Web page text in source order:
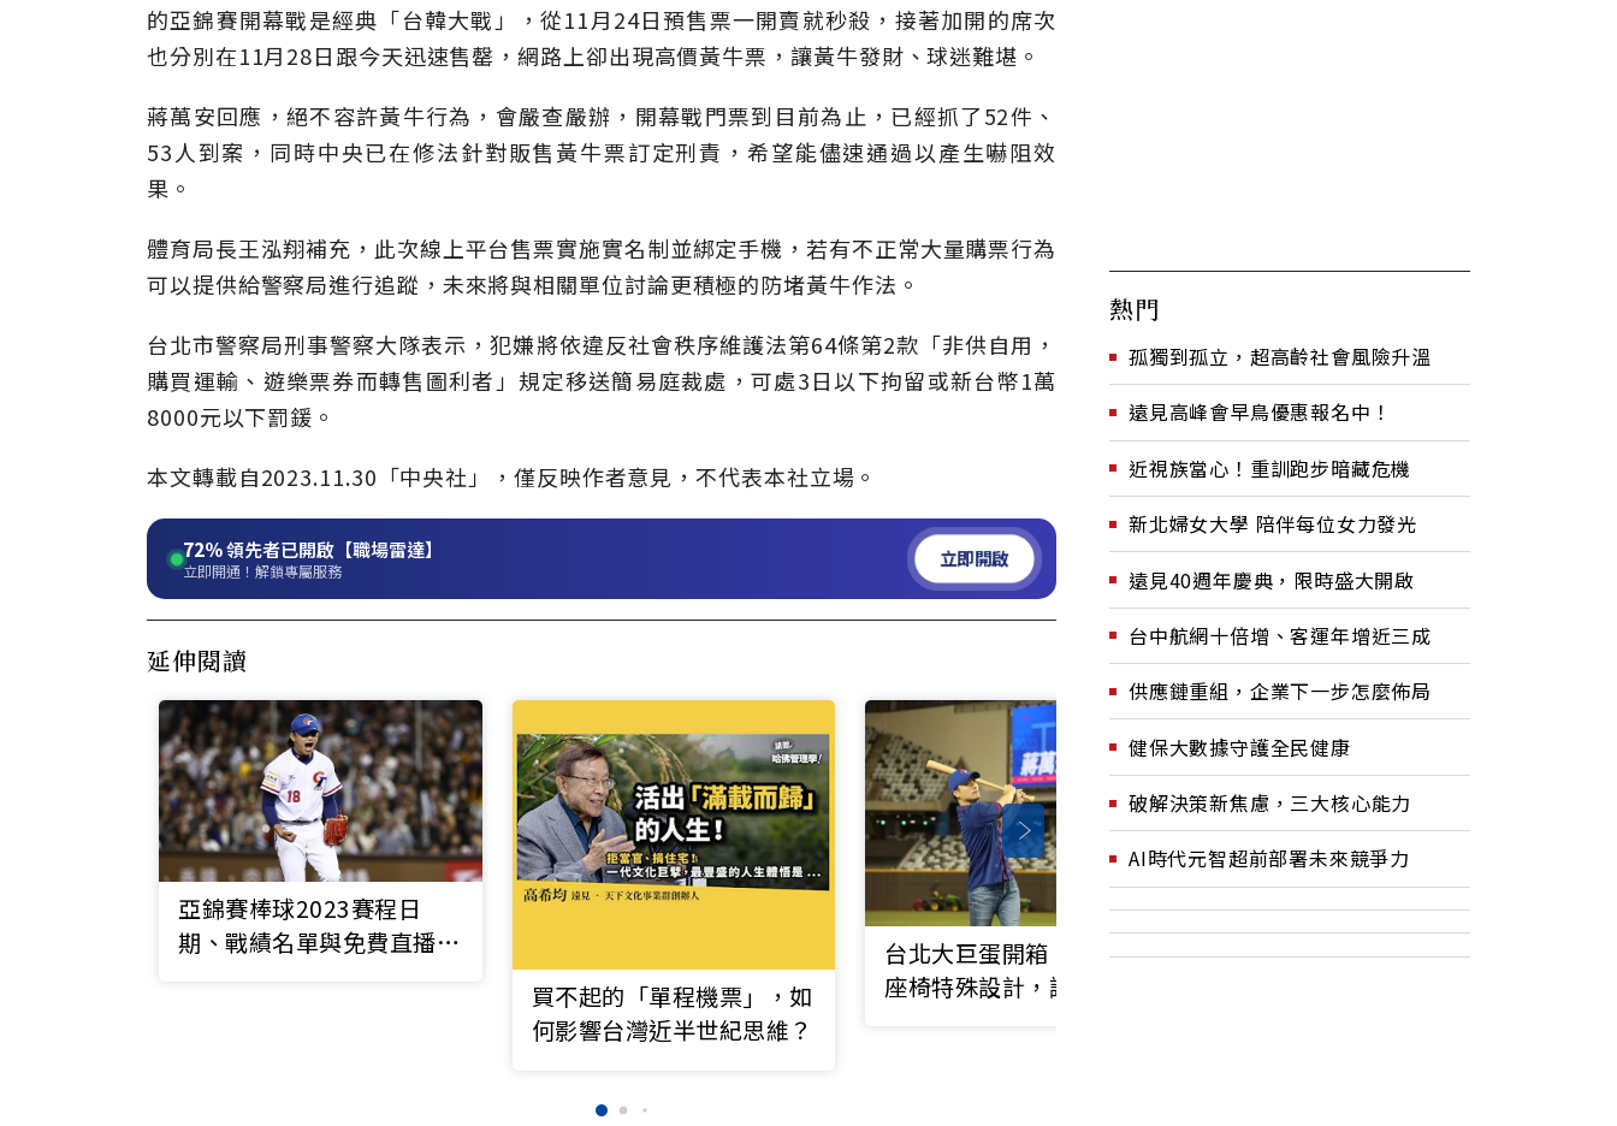
的亞錦賽開幕戰是經典「台韓大戰」，從11月24日預售票一開賣就秒殺，接著加開的席次
也分別在11月28日跟今天迅速售罄，網路上卻出現高價黃牛票，讓黃牛發財、球迷難堪。
蔣萬安回應，絕不容許黃牛行為，會嚴查嚴辦，開幕戰門票到目前為止，已經抓了52件、
53人到案，同時中央已在修法針對販售黃牛票訂定刑責，希望能儘速通過以產生嚇阻效
果。
體育局長王泓翔補充，此次線上平台售票實施實名制並綁定手機，若有不正常大量購票行為
可以提供給警察局進行追蹤，未來將與相關單位討論更積極的防堵黃牛作法。
台北市警察局刑事警察大隊表示，犯嫌將依違反社會秩序維護法第64條第2款「非供自用，
購買運輸、遊樂票券而轉售圖利者」規定移送簡易庭裁處，可處3日以下拘留或新台幣1萬
8000元以下罰鍰。
本文轉載自2023.11.30 「中央社」 ，僅反映作者意見，不代表本社立場。
72%領先者已開啟【職場雷達】
立即開通！解鎖專屬服務
立即開啟
延伸閱讀
亞錦賽棒球2023賽程日
期、戰績名單與免費直播線
買不起的「單程機票」，如
何影響台灣近半世紀思維？
台北大巨蛋開箱！3螢幕、
座椅特殊設計，讓看球體驗
大巨蛋紅利效應浮現！專
熱門
孤獨到孤立，超高齡社會風險升溫
遠見高峰會早鳥優惠報名中！
近視族當心！重訓跑步暗藏危機
新北婦女大學 陪伴每位女力發光
遠見40週年慶典，限時盛大開啟
台中航網十倍增、客運年增近三成
供應鏈重組，企業下一步怎麼佈局
健保大數據守護全民健康
破解決策新焦慮，三大核心能力
AI時代元智超前部署未來競爭力